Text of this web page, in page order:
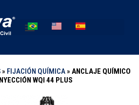
» FIJACIÓN QUÍMICA» ANCLAJE QUÍMICO
WQI 44 PLUS